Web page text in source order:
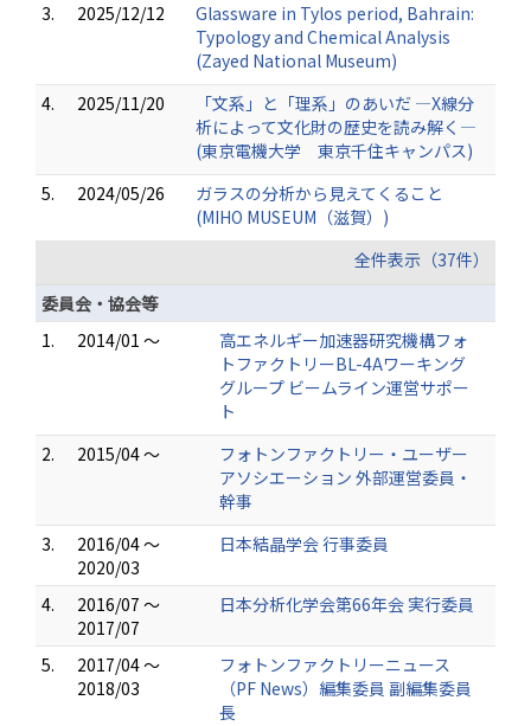
3.
2025/12/12
Glassware in Tylos period, Bahrain:
Typology and Chemical Analysis
(Zayed National Museum)
4.
2025/11/20
「文系」と「理系」のあいだ ―X線分
析によって文化財の歴史を読み解く―
(東京電機大学 東京千住キャンパス)
5.
2024/05/26
ガラスの分析から見えてくること
(MIHO MUSEUM（滋賀）)
全件表示（37件）
委員会・協会等
1.
2014/01 ～
高エネルギー加速器研究機構フォ
トファクトリーBL-4Aワーキング
グループ ビームライン運営サポー
ト
2.
2015/04 ～
フォトンファクトリー・ユーザー
アソシエーション 外部運営委員・
幹事
3.
2016/04 ～
2020/03
日本結晶学会 行事委員
4.
2016/07 ～
2017/07
日本分析化学会第66年会 実行委員
5.
2017/04 ～
2018/03
フォトンファクトリーニュース
（PF News）編集委員 副編集委員
長